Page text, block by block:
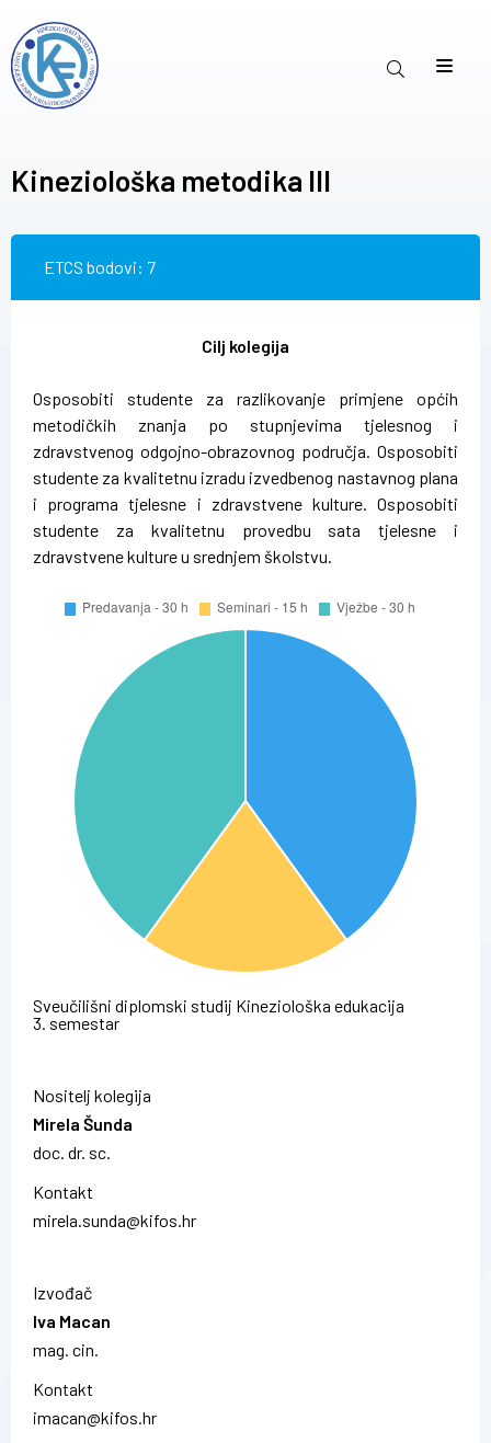
Kineziološka metodika III
ETCS bodovi: 7
Cilj kolegija
Osposobiti studente za razlikovanje primjene općih
metodičkih znanja po stupnjevima tjelesnog i
zdravstvenog odgojno-obrazovnog područja. Osposobiti
studente za kvalitetnu izradu izvedbenog nastavnog plana
i programa tjelesne i zdravstvene kulture. Osposobiti
studente za kvalitetnu provedbu sata tjelesne i
zdravstvene kulture u srednjem školstvu.
Sveučilišni diplomski studij Kineziološka edukacija
3. semestar
Nositelj kolegija
Mirela Šunda
doc. dr. sc.
Kontakt
mirela.sunda@kifos.hr
Izvođač
Iva Macan
mag. cin.
Kontakt
imacan@kifos.hr